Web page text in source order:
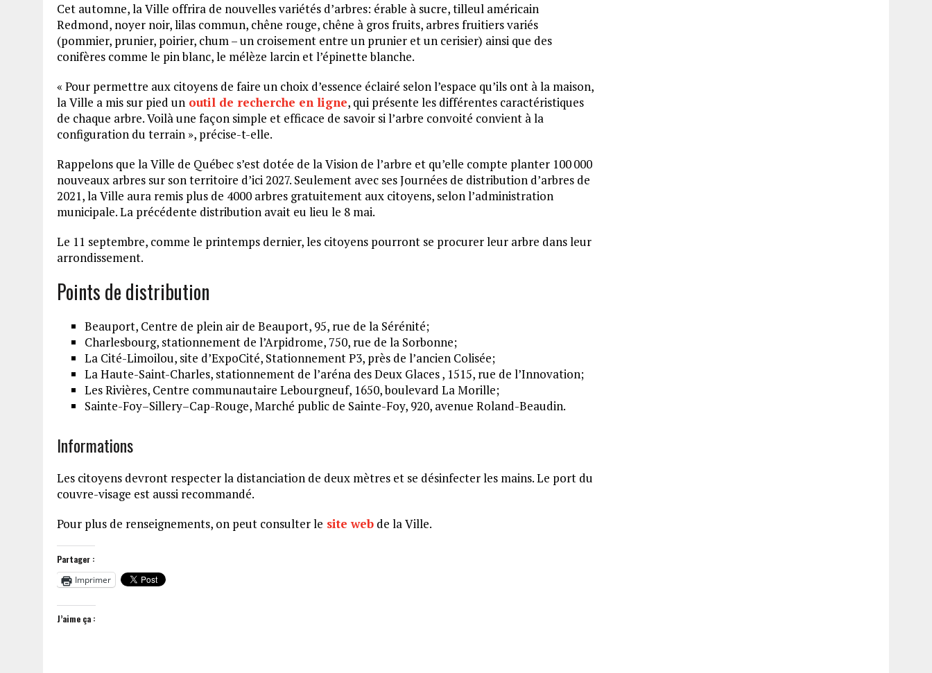
Cet automne, la Ville offrira de nouvelles variétés d’arbres: érable à sucre, tilleul américain
Redmond, noyer noir, lilas commun, chêne rouge, chêne à gros fruits, arbres fruitiers variés
(pommier, prunier, poirier, chum – un croisement entre un prunier et un cerisier) ainsi que des
conifères comme le pin blanc, le mélèze larcin et l’épinette blanche.
« Pour permettre aux citoyens de faire un choix d’essence éclairé selon l’espace qu’ils ont à la maison,
la Ville a mis sur pied un outil de recherche en ligne, qui présente les différentes caractéristiques
de chaque arbre. Voilà une façon simple et efficace de savoir si l’arbre convoité convient à la
configuration du terrain », précise-t-elle.
Rappelons que la Ville de Québec s’est dotée de la Vision de l’arbre et qu’elle compte planter 100 000
nouveaux arbres sur son territoire d’ici 2027. Seulement avec ses Journées de distribution d’arbres de
2021, la Ville aura remis plus de 4000 arbres gratuitement aux citoyens, selon l’administration
municipale. La précédente distribution avait eu lieu le 8 mai.
Le 11 septembre, comme le printemps dernier, les citoyens pourront se procurer leur arbre dans leur
arrondissement.
Points de distribution
Beauport, Centre de plein air de Beauport, 95, rue de la Sérénité;
Charlesbourg, stationnement de l’Arpidrome, 750, rue de la Sorbonne;
La Cité-Limoilou, site d’ExpoCité, Stationnement P3, près de l’ancien Colisée;
La Haute-Saint-Charles, stationnement de l’aréna des Deux Glaces , 1515, rue de l’Innovation;
Les Rivières, Centre communautaire Lebourgneuf, 1650, boulevard La Morille;
Sainte-Foy–Sillery–Cap-Rouge, Marché public de Sainte-Foy, 920, avenue Roland-Beaudin.
Informations
Les citoyens devront respecter la distanciation de deux mètres et se désinfecter les mains. Le port du
couvre-visage est aussi recommandé.
Pour plus de renseignements, on peut consulter le site web de la Ville.
Partager :
Imprimer
J’aime ça :